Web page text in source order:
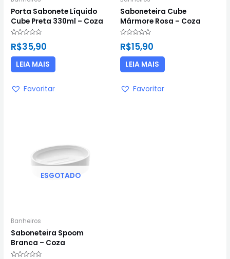
Porta Sabonete Líquido
Cube Preta 330ml – Coza
0
5
R$35,90
LEIA MAIS
Favoritar
Saboneteira Cube
Mármore Rosa – Coza
0
5
R$15,90
LEIA MAIS
Favoritar
ESGOTADO
Banheiros
Saboneteira Spoom
Branca – Coza